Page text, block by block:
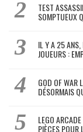
TEST
SOMPTUEUX
IL Y A 25 ANS,
JOUEURS :
GOD OF WAR
DÉSORMAIS
LEGO
PIÈCES POUR